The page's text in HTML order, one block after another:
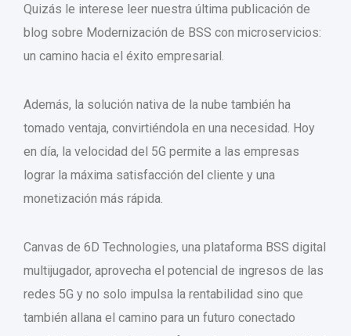
Quizás le interese leer nuestra última publicación de
blog sobre Modernización de BSS con microservicios:
un camino hacia el éxito empresarial.
Además, la solución nativa de la nube también ha
tomado ventaja, convirtiéndola en una necesidad. Hoy
en día, la velocidad del 5G permite a las empresas
lograr la máxima satisfacción del cliente y una
monetización más rápida.
Canvas de 6D Technologies, una plataforma BSS digital
multijugador, aprovecha el potencial de ingresos de las
redes 5G y no solo impulsa la rentabilidad sino que
también allana el camino para un futuro conectado